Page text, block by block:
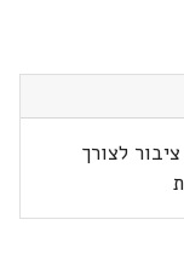
לצורך